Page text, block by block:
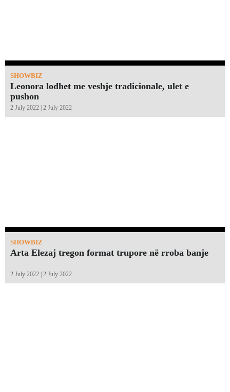
SHOWBIZ
Leonora lodhet me veshje tradicionale, ulet e
pushon
2 July 2022 | 2 July 2022
SHOWBIZ
Arta Elezaj tregon format trupore në rroba banje
2 July 2022 | 2 July 2022